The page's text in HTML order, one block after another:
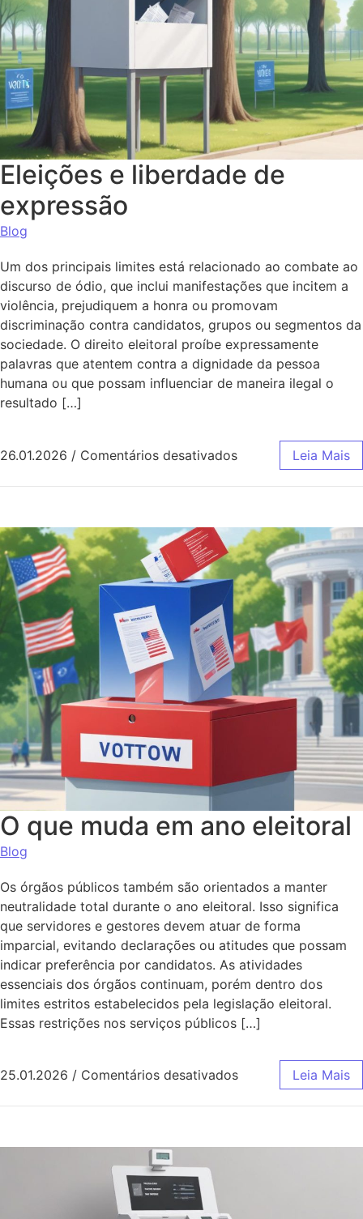
Eleições e liberdade de
expressão
Blog
Um dos principais limites está relacionado ao combate ao
discurso de ódio, que inclui manifestações que incitem a
violência, prejudiquem a honra ou promovam
discriminação contra candidatos, grupos ou segmentos da
sociedade. O direito eleitoral proíbe expressamente
palavras que atentem contra a dignidade da pessoa
humana ou que possam influenciar de maneira ilegal o
resultado […]
26.01.2026 / Comentários desativadosem Eleições eLeia Mais
O que muda em ano eleitoral
Blog
Os órgãos públicos também são orientados a manter
neutralidade total durante o ano eleitoral. Isso significa
que servidores e gestores devem atuar de forma
imparcial, evitando declarações ou atitudes que possam
indicar preferência por candidatos. As atividades
essenciais dos órgãos continuam, porém dentro dos
limites estritos estabelecidos pela legislação eleitoral.
Essas restrições nos serviços públicos […]
25.01.2026 / Comentários desativadosem O que muda
Leia Mais